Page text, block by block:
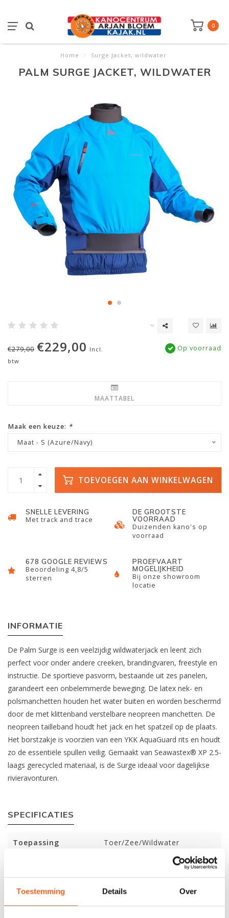
Toestemming Details Over
0
Home / Surge Jacket, wildwater
PALM SURGE JACKET, WILDWATER
€279,00 €229,00 Incl.
btw
Op voorraad
MAATTABEL
Maak een keuze: *
Maat - S (Azure/Navy)
TOEVOEGEN AAN WINKELWAGEN
SNELLE LEVERING
Met track and trace
DE GROOTSTE
VOORRAAD
Duizenden kano's op
voorraad
678 GOOGLE REVIEWS
Beoordeling 4,8/5
sterren
PROEFVAART
MOGELIJKHEID
Bij onze showroom
locatie
INFORMATIE
De Palm Surge is een veelzijdig wildwaterjack en leent zich
perfect voor onder andere creeken, brandingvaren, freestyle en
instructie. De sportieve pasvorm, bestaande uit zes panelen,
garandeert een onbelemmerde beweging. De latex nek- en
polsmanchetten houden het water buiten en worden beschermd
door de met klittenband verstelbare neopreen manchetten. De
neopreen tailleband houdt het jack en het spatzeil op de plaats.
Het borstzakje is voorzien van een YKK AquaGuard rits en houdt
zo de essentiële spullen veilig. Gemaakt van Seawastex® XP 2.5-
laags gerecycled materiaal, is de Surge ideaal voor dagelijkse
rivieravonturen.
SPECIFICATIES
Toepassing Toer/Zee/Wildwater
Seawastex® XP 2.5-laags /
Gewicht 689 gram